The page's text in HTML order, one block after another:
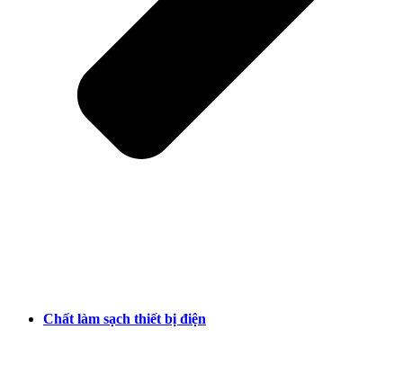
Chất làm sạch thiết bị điện